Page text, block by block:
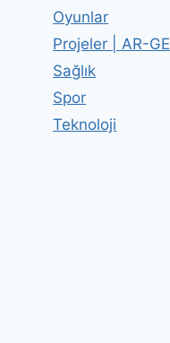
Oyunlar
Projeler | AR-GE
Sağlık
Spor
Teknoloji